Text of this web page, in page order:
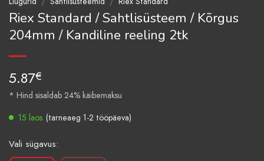
Riex Standard / Sahtlisüsteem / Kõrgus
204mm / Kandiline reeling 2tk
5.87€
* Hind sisaldab 24% käibemaksu
15 laos (tarneaeg 1-2 tööpäeva)
Vali sügavus: